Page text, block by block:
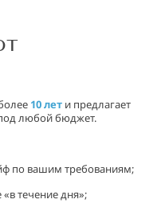
10 лет и предлагает
любой бюджет.
по вашим требованиям;
«в течение дня»;